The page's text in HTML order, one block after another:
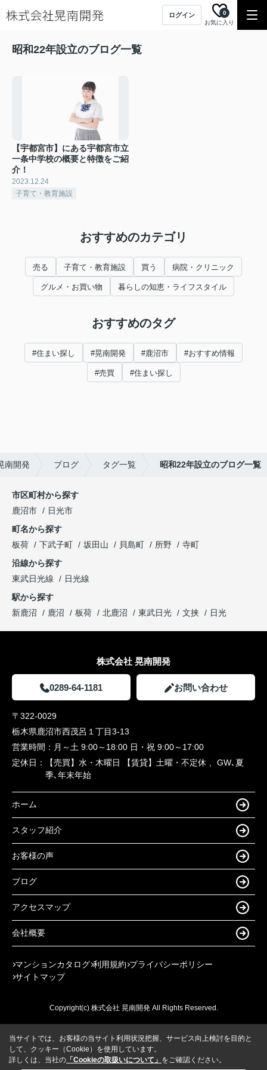
ログイン
お気に入り
0
昭和22年設立のブログ一覧
【宇都宮市】にある宇都宮市立
一条中学校の概要と特徴をご紹
介！
2023.12.24
子育て・教育施設
おすすめのカテゴリ
売る 子育て・教育施設 買う 病院・クリニック
グルメ・お買い物 暮らしの知恵・ライフスタイル
おすすめのタグ
#住まい探し #晃南開発 #鹿沼市 #おすすめ情報
#売買 #住まい探し
南開発 ブログ タグ一覧 昭和22年設立のブログ一覧
市区町村から探す
鹿沼市
日光市
町名から探す
板荷
下武子町 坂田山 貝島町 所野
寺町
沿線から探す
東武日光線
日光線
駅から探す
新鹿沼
鹿沼 板荷 北鹿沼 東武日光 文挟 日光
株式会社 晃南開発
0289-64-1181 お問い合わせ
〒322-0029
栃木県鹿沼市西茂呂１丁目3-13
営業時間： 月～土 9:00～18:00 日・祝 9:00～17:00
定休日：
【売買】水・木曜日 【賃貸】土曜・不定休 、GW､夏
季､年末年始
ホーム
スタッフ紹介
お客様の声
ブログ
アクセスマップ
会社概要
マンションカタログ 利用規約 プライバシーポリシー
サイトマップ
Copyright(c) 株式会社 晃南開発 All Rights Reserved.
当サイトでは、お客様の当サイト利用状況把握、サービス向上検討を目的と
して、クッキー（Cookie）を使用しています。
詳しくは、当社の 「Cookieの取扱いについて」 をご確認ください。